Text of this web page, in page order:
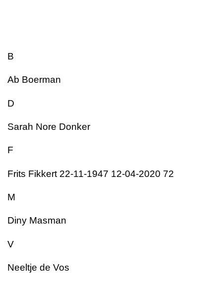
B
Ab Boerman
D
Sarah Nore Donker
F
Frits Fikkert 22-11-1947 12-04-2020 72
M
Diny Masman
V
Neeltje de Vos